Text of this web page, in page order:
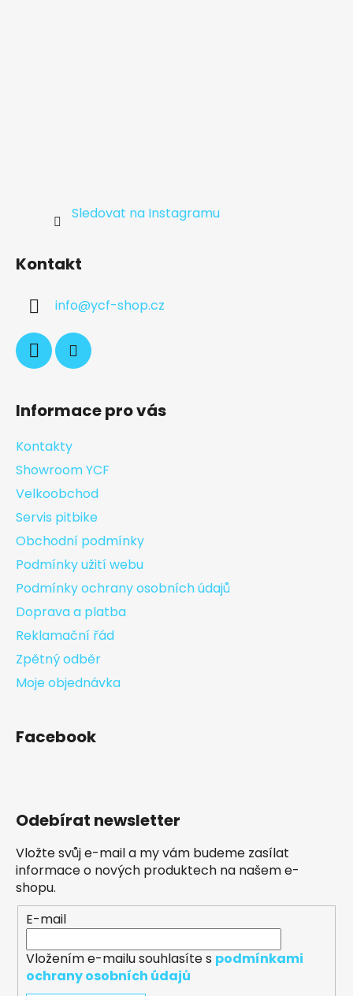
Sledovat na Instagramu
Kontakt
info@ycf-shop.cz
Informace pro vás
Kontakty
Showroom YCF
Velkoobchod
Servis pitbike
Obchodní podmínky
Podmínky užití webu
Podmínky ochrany osobních údajů
Doprava a platba
Reklamační řád
Zpětný odběr
Moje objednávka
Facebook
Odebírat newsletter
Vložte svůj e-mail a my vám budeme zasílat
informace o nových produktech na našem e-
shopu.
E-mail
Vložením e-mailu souhlasíte s podmínkami
ochrany osobních údajů